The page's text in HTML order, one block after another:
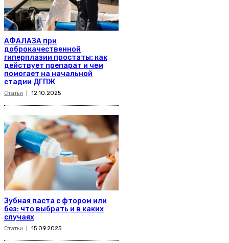
АФАЛАЗА при
доброкачественной
гиперплазии простаты: как
действует препарат и чем
помогает на начальной
стадии ДГПЖ
Статьи 12.10.2025
Зубная паста с фтором или
без: что выбрать и в каких
случаях
Статьи 15.09.2025